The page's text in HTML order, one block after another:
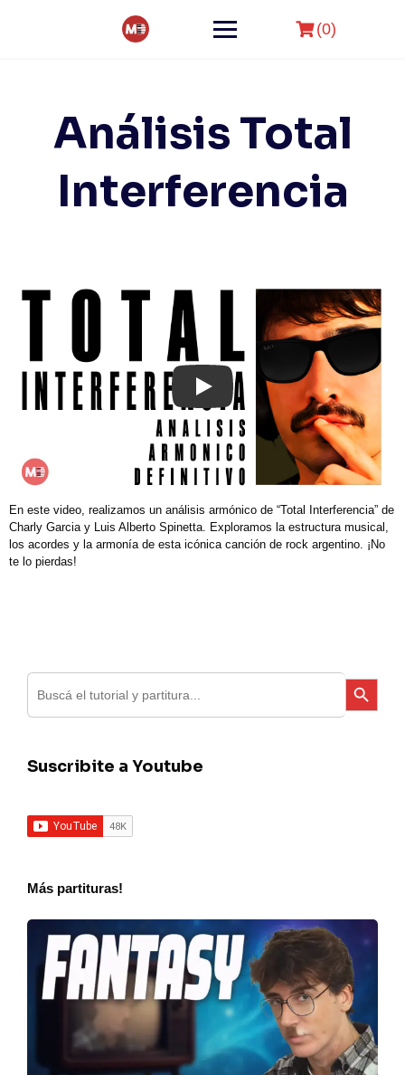
(0)
Análisis Total
Interferencia
Play
En este video, realizamos un análisis armónico de “Total Interferencia” de
Charly Garcia y Luis Alberto Spinetta. Exploramos la estructura musical,
los acordes y la armonía de esta icónica canción de rock argentino. ¡No
te lo pierdas!
Search
for:
Search Button
Suscribite a Youtube
Más partituras!
Charly
García
Fantasy